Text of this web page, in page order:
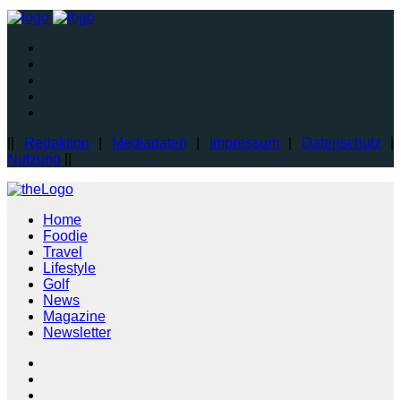
Redaktion Mediadaten Impressum| Datenschutz
Nutzung
Home
Foodie
Travel
Lifestyle
Golf
News
Magazine
Newsletter